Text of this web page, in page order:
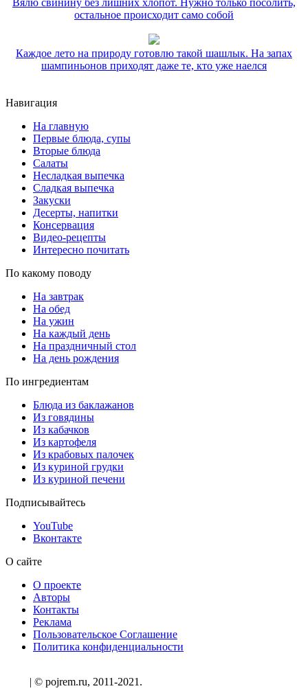
остальное происходит само собой
Каждое лето на природу готовлю такой шашлык. На запах
шампиньонов приходят даже те, кто уже наелся
Навигация
На главную
Первые блюда, супы
Вторые блюда
Салаты
Несладкая выпечка
Сладкая выпечка
Закуски
Десерты, напитки
Консервация
Видео-рецепты
Интересно почитать
По какому поводу
На завтрак
На обед
На ужин
На каждый день
На праздничный стол
На день рождения
По ингредиентам
Блюда из баклажанов
Из говядины
Из кабачков
Из картофеля
Из крабовых палочек
Из куриной грудки
Из куриной печени
Подписывайтесь
YouTube
Вконтакте
О сайте
О проекте
Авторы
Контакты
Реклама
Пользовательское Соглашение
Политика конфиденциальности
| © pojrem.ru, 2011-2021.